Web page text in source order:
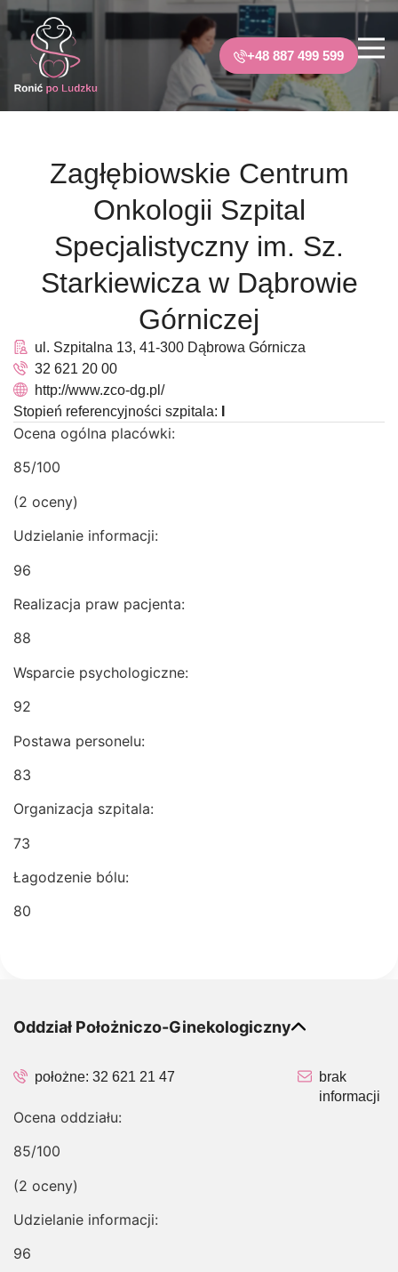
+48 887 499 599
Zagłębiowskie Centrum
Onkologii Szpital
Specjalistyczny im. Sz.
Starkiewicza w Dąbrowie
Górniczej
ul. Szpitalna 13, 41-300 Dąbrowa Górnicza
32 621 20 00
http://www.zco-dg.pl/
Stopień referencyjności szpitala:
Ocena ogólna placówki:
85/100
(2 oceny)
Udzielanie informacji:
96
Realizacja praw pacjenta:
88
Wsparcie psychologiczne:
92
Postawa personelu:
83
Organizacja szpitala:
73
Łagodzenie bólu:
80
Oddział Położniczo-Ginekologiczny
położne: 32 621 21 47
brak
informacji
Ocena oddziału:
85/100
(2 oceny)
Udzielanie informacji:
96